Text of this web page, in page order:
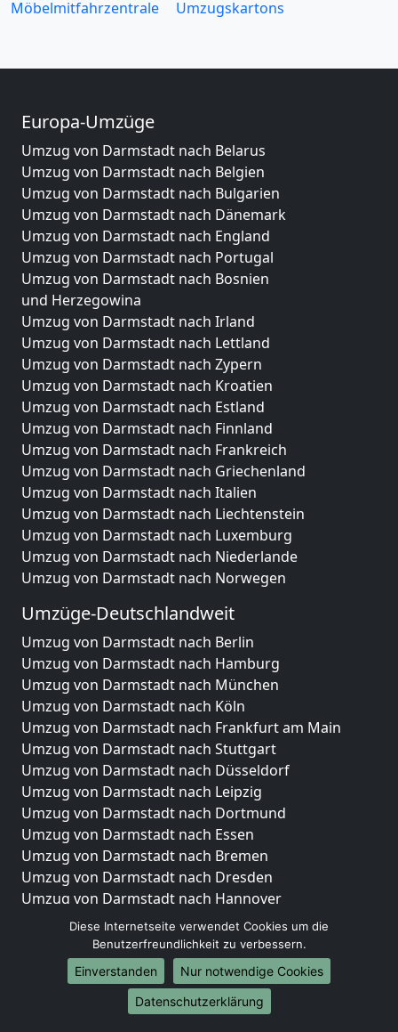
Möbelmitfahrzentrale
Umzugskartons
Europa-Umzüge
Umzug von Darmstadt nach Belarus
Umzug von Darmstadt nach Belgien
Umzug von Darmstadt nach Bulgarien
Umzug von Darmstadt nach Dänemark
Umzug von Darmstadt nach England
Umzug von Darmstadt nach Portugal
Umzug von Darmstadt nach Bosnien
und Herzegowina
Umzug von Darmstadt nach Irland
Umzug von Darmstadt nach Lettland
Umzug von Darmstadt nach Zypern
Umzug von Darmstadt nach Kroatien
Umzug von Darmstadt nach Estland
Umzug von Darmstadt nach Finnland
Umzug von Darmstadt nach Frankreich
Umzug von Darmstadt nach Griechenland
Umzug von Darmstadt nach Italien
Umzug von Darmstadt nach Liechtenstein
Umzug von Darmstadt nach Luxemburg
Umzug von Darmstadt nach Niederlande
Umzug von Darmstadt nach Norwegen
Umzüge-Deutschlandweit
Umzug von Darmstadt nach Berlin
Umzug von Darmstadt nach Hamburg
Umzug von Darmstadt nach München
Umzug von Darmstadt nach Köln
Umzug von Darmstadt nach Frankfurt am Main
Umzug von Darmstadt nach Stuttgart
Umzug von Darmstadt nach Düsseldorf
Umzug von Darmstadt nach Leipzig
Umzug von Darmstadt nach Dortmund
Umzug von Darmstadt nach Essen
Umzug von Darmstadt nach Bremen
Umzug von Darmstadt nach Dresden
Umzug von Darmstadt nach Hannover
Umzug von Darmstadt nach Nürnberg
Umzug von Darmstadt nach Duisburg
Umzug von Darmstadt nach Bochum
Umzug von Darmstadt nach Wuppertal
Umzug von Darmstadt nach Bielefeld
Diese Internetseite verwendet Cookies um die
Benutzerfreundlichkeit zu verbessern.
Einverstanden
Nur notwendige Cookies
Datenschutzerklärung